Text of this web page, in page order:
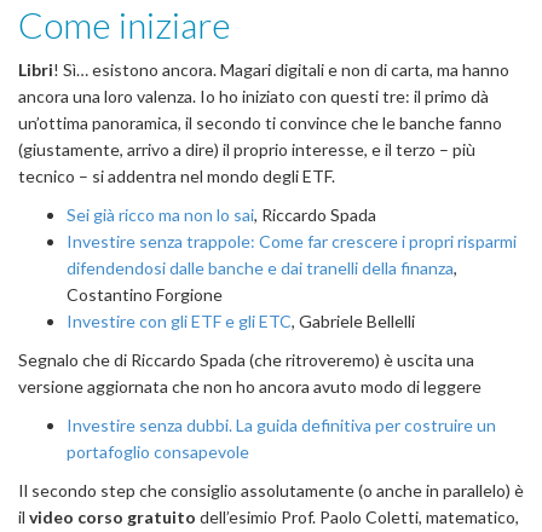
Come iniziare
Libri! Sì… esistono ancora. Magari digitali e non di carta, ma hanno
ancora una loro valenza. Io ho iniziato con questi tre: il primo dà
un’ottima panoramica, il secondo ti convince che le banche fanno
(giustamente, arrivo a dire) il proprio interesse, e il terzo – più
tecnico – si addentra nel mondo degli ETF.
Sei già ricco ma non lo sai, Riccardo Spada
Investire senza trappole: Come far crescere i propri risparmi
difendendosi dalle banche e dai tranelli della finanza,
Costantino Forgione
Investire con gli ETF e gli ETC, Gabriele Bellelli
Segnalo che di Riccardo Spada (che ritroveremo) è uscita una
versione aggiornata che non ho ancora avuto modo di leggere
Investire senza dubbi. La guida definitiva per costruire un
portafoglio consapevole
Il secondo step che consiglio assolutamente (o anche in parallelo) è
il video corso gratuito dell’esimio Prof. Paolo Coletti, matematico,